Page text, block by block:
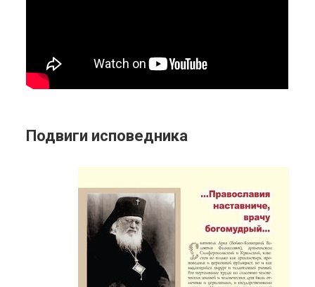
Подвиги исповедника